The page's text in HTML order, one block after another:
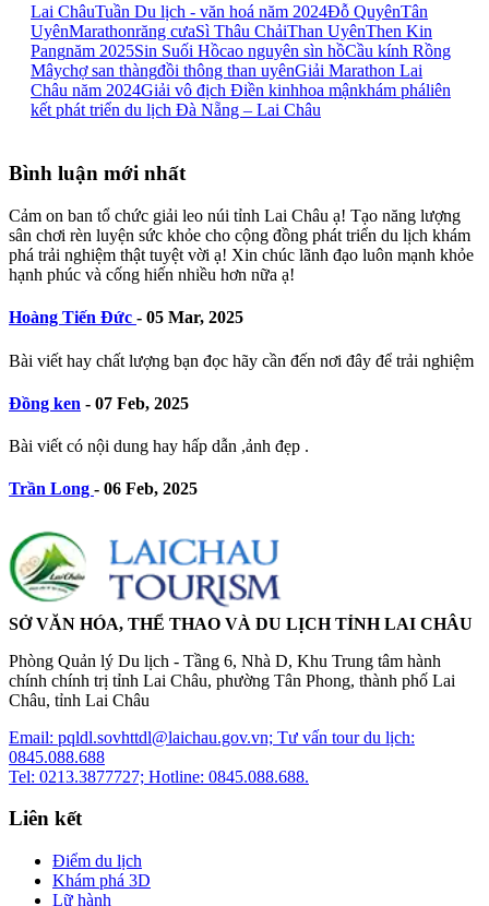
Lai ChâuTuần Du lịch - văn hoá năm 2024Đỗ QuyênTân
UyênMarathonrăng cưaSì Thâu ChảiThan UyênThen Kin
Pangnăm 2025Sin Suối Hồcao nguyên sìn hồCầu kính Rồng
Mâychợ san thàngđồi thông than uyênGiải Marathon Lai
Châu năm 2024Giải vô địch Điền kinhhoa mậnkhám pháliên
kết phát triển du lịch Đà Nẵng – Lai Châu
Bình luận mới nhất
Cảm on ban tổ chức giải leo núi tỉnh Lai Châu ạ! Tạo năng lượng
sân chơi rèn luyện sức khỏe cho cộng đồng phát triển du lịch khám
phá trải nghiệm thật tuyệt vời ạ! Xin chúc lãnh đạo luôn mạnh khỏe
hạnh phúc và cống hiến nhiều hơn nữa ạ!
Hoàng Tiến Đức - 05 Mar, 2025
Bài viết hay chất lượng bạn đọc hãy cần đến nơi đây để trải nghiệm
Đồng ken - 07 Feb, 2025
Bài viết có nội dung hay hấp dẫn ,ảnh đẹp .
Trần Long - 06 Feb, 2025
SỞ VĂN HÓA, THỂ THAO VÀ DU LỊCH TỈNH LAI CHÂU
Phòng Quản lý Du lịch - Tầng 6, Nhà D, Khu Trung tâm hành
chính chính trị tỉnh Lai Châu, phường Tân Phong, thành phố Lai
Châu, tỉnh Lai Châu
Email: pqldl.sovhttdl@laichau.gov.vn; Tư vấn tour du lịch:
0845.088.688
Tel: 0213.3877727; Hotline: 0845.088.688.
Liên kết
Điểm du lịch
Khám phá 3D
Lữ hành